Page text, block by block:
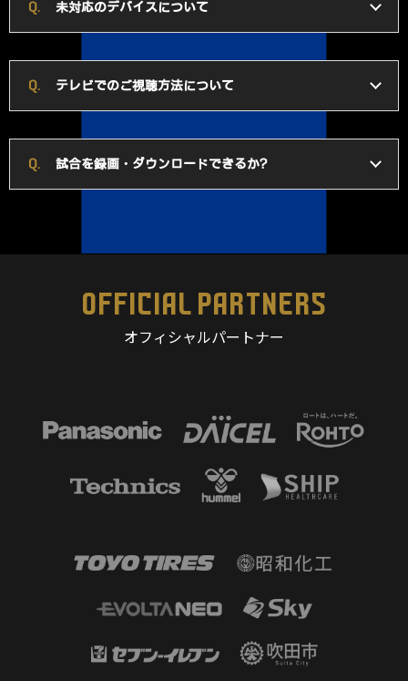
未対応のデバイスについて
テレビでのご視聴方法について
試合を録画・ダウンロードできるか？
OFFICIAL PARTNERS
オフィシャルパートナー